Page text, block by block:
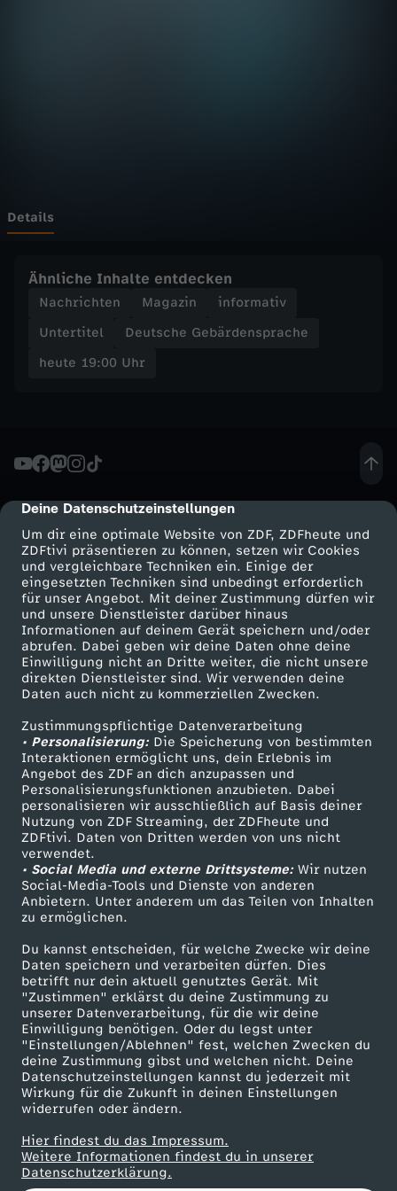
cmp-dialog-description
Deine Datenschutzeinstellungen
Um dir eine optimale Website von ZDF, ZDFheute und
ZDFtivi präsentieren zu können, setzen wir Cookies
und vergleichbare Techniken ein. Einige der
eingesetzten Techniken sind unbedingt erforderlich
für unser Angebot. Mit deiner Zustimmung dürfen wir
und unsere Dienstleister darüber hinaus
Informationen auf deinem Gerät speichern und/oder
abrufen. Dabei geben wir deine Daten ohne deine
Einwilligung nicht an Dritte weiter, die nicht unsere
direkten Dienstleister sind. Wir verwenden deine
Daten auch nicht zu kommerziellen Zwecken.
Zustimmungspflichtige Datenverarbeitung
• Personalisierung:Die Speicherung von bestimmten
Interaktionen ermöglicht uns, dein Erlebnis im
Angebot des ZDF an dich anzupassen und
Personalisierungsfunktionen anzubieten. Dabei
personalisieren wir ausschließlich auf Basis deiner
Nutzung von ZDF Streaming, der ZDFheute und
ZDFtivi. Daten von Dritten werden von uns nicht
verwendet.
• Social Media und externe Drittsysteme:Wir nutzen
Social-Media-Tools und Dienste von anderen
Anbietern. Unter anderem um das Teilen von Inhalten
zu ermöglichen.
Du kannst entscheiden, für welche Zwecke wir deine
Daten speichern und verarbeiten dürfen. Dies
betrifft nur dein aktuell genutztes Gerät. Mit
"Zustimmen" erklärst du deine Zustimmung zu
unserer Datenverarbeitung, für die wir deine
Einwilligung benötigen. Oder du legst unter
"Einstellungen/Ablehnen" fest, welchen Zwecken du
deine Zustimmung gibst und welchen nicht. Deine
Datenschutzeinstellungen kannst du jederzeit mit
Wirkung für die Zukunft in deinen Einstellungen
widerrufen oder ändern.
Hier findest du das Impressum.
Weitere Informationen findest du in unserer
Datenschutzerklärung.
r
Z
D
e
u
t
e
S
e
n
d
u
n
g
v
o
m
0
4
.
Details
Ähnliche Inhalte entdecken
Nachrichten Magazin
informativ
Untertitel
Deutsche Gebärdensprache
heute 19:00 Uhr
Mehr ZDF
ZDF-Apps
Smart TV
ZDFtext
Livestreams
Sendungen A-Z
TV-Programm
Service
ZDFmitreden
Kontakt zum ZDF
Tickets
Zuschauerservice
Hilfe
ZDF Unternehmen
Karriere
ZDF goes Schule
Werbefernsehen
Mainzelmännchen
Partner